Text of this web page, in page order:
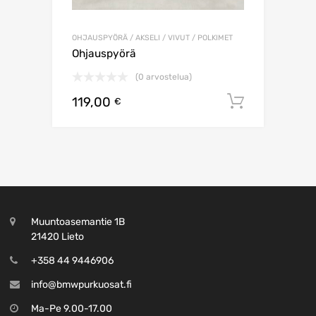
OHJAUSPYÖRÄ / AKSELI / VIVUT / POLKIMET
Ohjauspyörä
(0 arvostelua)
119,00 €
Muuntoasemantie 1B
21420 Lieto
+358 44 9446906
info@bmwpurkuosat.fi
Ma-Pe 9.00-17.00